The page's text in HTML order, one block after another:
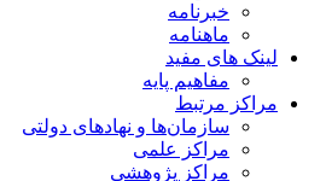
خبرنامه
ماهنامه
لینک های مفید
مفاهیم پایه
مراکز مرتبط
سازمان‌ها و نهادهای دولتی
مراکز علمی
مراکز پژوهشی